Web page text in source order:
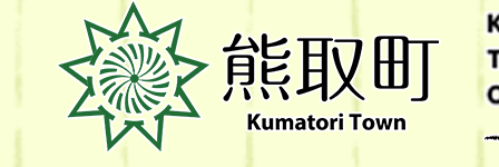
熊
取
町
Kumatori